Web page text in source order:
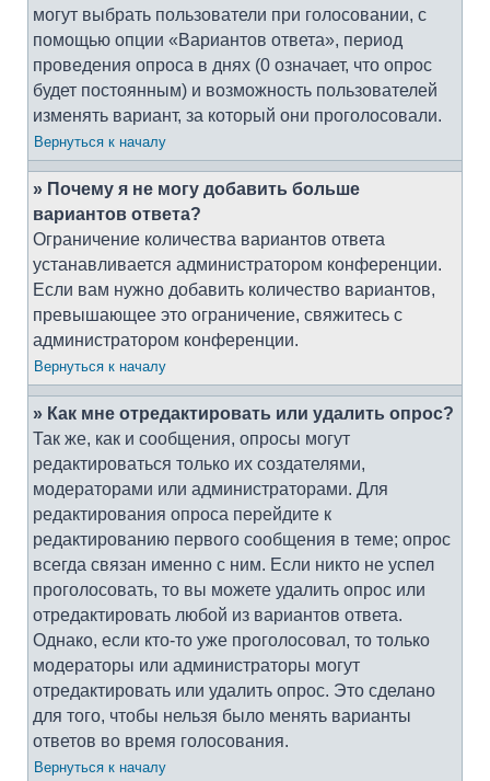
могут выбрать пользователи при голосовании, с
помощью опции «Вариантов ответа», период
проведения опроса в днях (0 означает, что опрос
будет постоянным) и возможность пользователей
изменять вариант, за который они проголосовали.
Вернуться к началу
» Почему я не могу добавить больше
вариантов ответа?
Ограничение количества вариантов ответа
устанавливается администратором конференции.
Если вам нужно добавить количество вариантов,
превышающее это ограничение, свяжитесь с
администратором конференции.
Вернуться к началу
» Как мне отредактировать или удалить опрос?
Так же, как и сообщения, опросы могут
редактироваться только их создателями,
модераторами или администраторами. Для
редактирования опроса перейдите к
редактированию первого сообщения в теме; опрос
всегда связан именно с ним. Если никто не успел
проголосовать, то вы можете удалить опрос или
отредактировать любой из вариантов ответа.
Однако, если кто-то уже проголосовал, то только
модераторы или администраторы могут
отредактировать или удалить опрос. Это сделано
для того, чтобы нельзя было менять варианты
ответов во время голосования.
Вернуться к началу